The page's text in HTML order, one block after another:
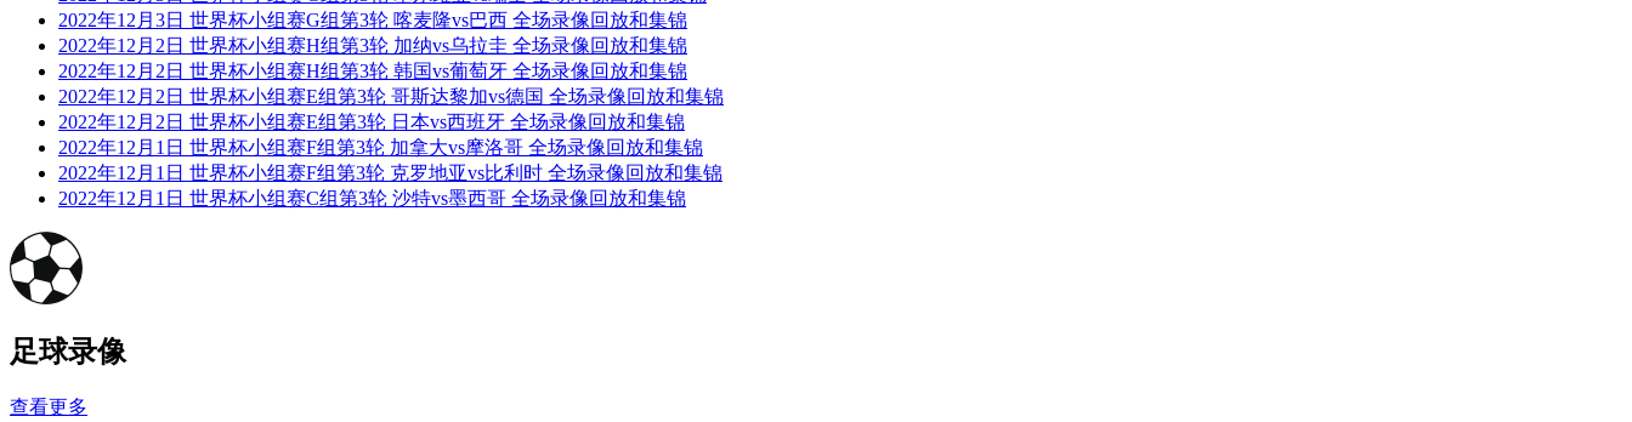
2022年12月3日 世界杯小组赛G组第3轮 喀麦隆vs巴西 全场录像回放和集锦
2022年12月2日 世界杯小组赛H组第3轮 加纳vs乌拉圭 全场录像回放和集锦
2022年12月2日 世界杯小组赛H组第3轮 韩国vs葡萄牙 全场录像回放和集锦
2022年12月2日 世界杯小组赛E组第3轮 哥斯达黎加vs德国 全场录像回放和集锦
2022年12月2日 世界杯小组赛E组第3轮 日本vs西班牙 全场录像回放和集锦
2022年12月1日 世界杯小组赛F组第3轮 加拿大vs摩洛哥 全场录像回放和集锦
2022年12月1日 世界杯小组赛F组第3轮 克罗地亚vs比利时 全场录像回放和集锦
2022年12月1日 世界杯小组赛C组第3轮 沙特vs墨西哥 全场录像回放和集锦
足球录像
查看更多